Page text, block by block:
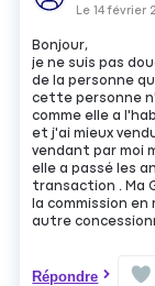
Le14 février
Bonjour,
je ne suis pas
de la personne
cette personne
comme elle a
et j'ai mieux
vendant par moi
elle a passé les
transaction . Ma
la commission
autre
Répondre